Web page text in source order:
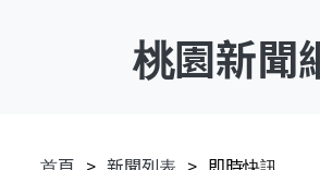
桃園新聞